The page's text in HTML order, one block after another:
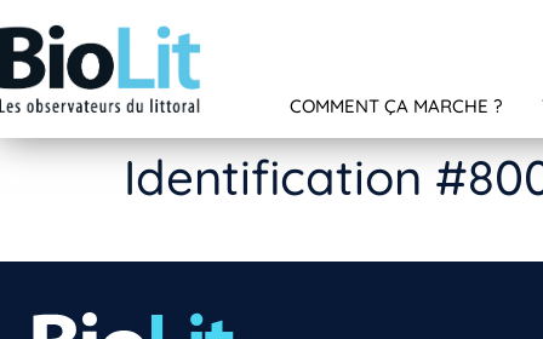
COMMENT ÇA MARCHE ?
Identification